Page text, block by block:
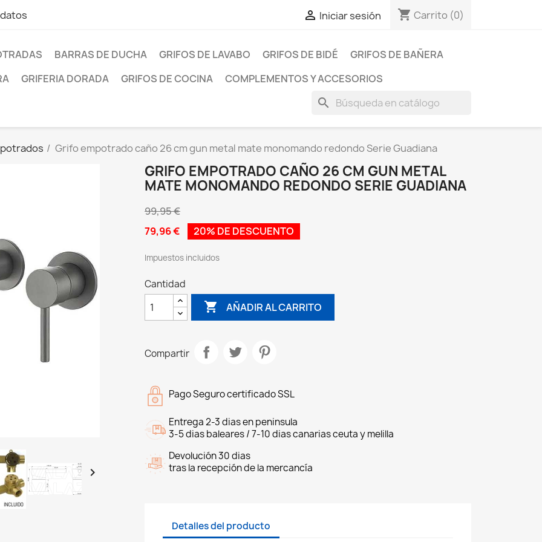
 Iniciar sesión shopping_cart Carrito (0)
BARRAS DE DUCHA GRIFOS DE LAVABO GRIFOS DE BIDÉ
GRIFOS DE BAÑERA
GRIFERIA DORADA GRIFOS DE COCINA COMPLEMENTOS Y ACCESORIOS
search
Grifo empotrado caño 26 cm gun metal mate monomando redondo Serie Guadiana

GRIFO EMPOTRADO CAÑO 26 CM GUN METAL
MATE MONOMANDO REDONDO SERIE GUADIANA
99,95 €
79,96 €
20% DE DESCUENTO
Impuestos incluidos
Cantidad
 AÑADIR AL CARRITO
Compartir
Pago Seguro certificado SSL
Entrega 2-3 dias en peninsula
3-5 dias baleares / 7-10 dias canarias ceuta y melilla
Devolución 30 dias
tras la recepción de la mercancía
Detalles del producto